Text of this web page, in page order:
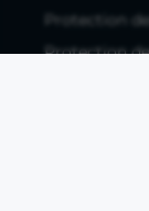
Protection
Protection